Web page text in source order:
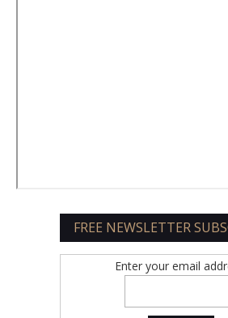
FREE NEWSLETTER
Enter your email